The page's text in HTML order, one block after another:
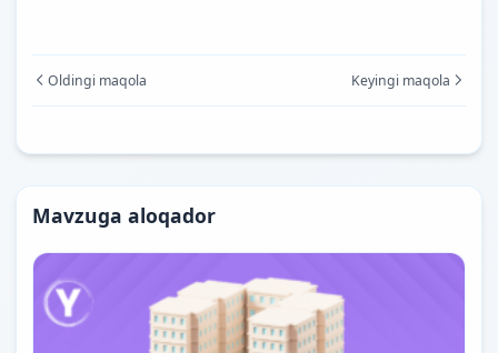
Oldingi maqola Keyingi maqola
Mavzuga aloqador